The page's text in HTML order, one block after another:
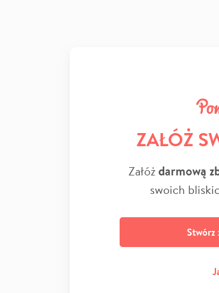
ZAŁÓŻ
Załóżdarmową
swoich
Stwórz